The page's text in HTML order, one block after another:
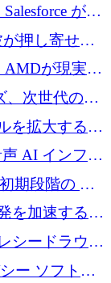
万ドルを
が
キャンペー
押し寄せて
銀行」のボ
AMDが現実世
ョンを探索
ターを立ち
、次世代のデ
ンの出発点
を拡大するた
調達
AI インフラ
万ドルを
期段階の AI
ユーロのフ
を加速するた
シードラウン
ー ソフトウ